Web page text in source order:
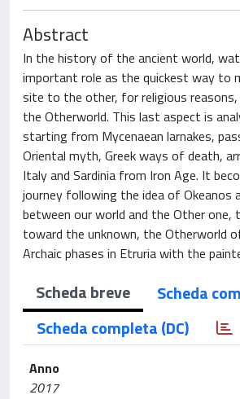
Abstract
In the history of the ancient world,
important role as the quickest way to
site to the other, for religious
the Otherworld. This last aspect is
starting from Mycenaean larnakes,
Oriental myth, Greek ways of death,
Italy and Sardinia from Iron Age. It
journey following the idea of Okeanos
between our world and the Other one,
toward the unknown, the Otherworld
Archaic phases in Etruria with the
Scheda breve
Scheda
Scheda completa (DC)
Anno
2017